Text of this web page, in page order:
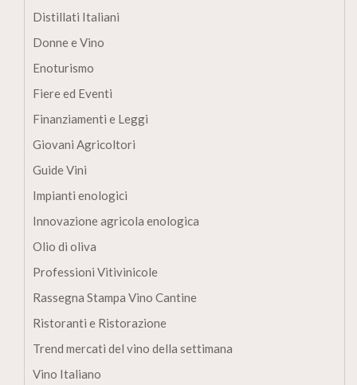
Distillati Italiani
Donne e Vino
Enoturismo
Fiere ed Eventi
Finanziamenti e Leggi
Giovani Agricoltori
Guide Vini
Impianti enologici
Innovazione agricola enologica
Olio di oliva
Professioni Vitivinicole
Rassegna Stampa Vino Cantine
Ristoranti e Ristorazione
Trend mercati del vino della settimana
Vino Italiano